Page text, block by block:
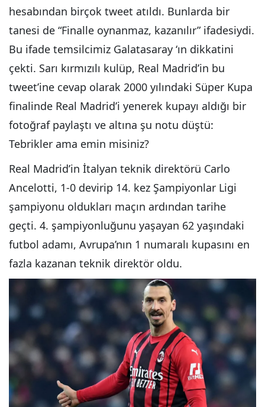
hesabından birçok tweet atıldı. Bunlarda bir
tanesi de “Finalle oynanmaz, kazanılır” ifadesiydi.
Bu ifade temsilcimiz Galatasaray ‘ın dikkatini
çekti. Sarı kırmızılı kulüp, Real Madrid’in bu
tweet’ine cevap olarak 2000 yılındaki Süper Kupa
finalinde Real Madrid’i yenerek kupayı aldığı bir
fotoğraf paylaştı ve altına şu notu düştü:
Tebrikler ama emin misiniz?
Real Madrid’in İtalyan teknik direktörü Carlo
Ancelotti, 1-0 devirip 14. kez Şampiyonlar Ligi
şampiyonu oldukları maçın ardından tarihe
geçti. 4. şampiyonluğunu yaşayan 62 yaşındaki
futbol adamı, Avrupa’nın 1 numaralı kupasını en
fazla kazanan teknik direktör oldu.